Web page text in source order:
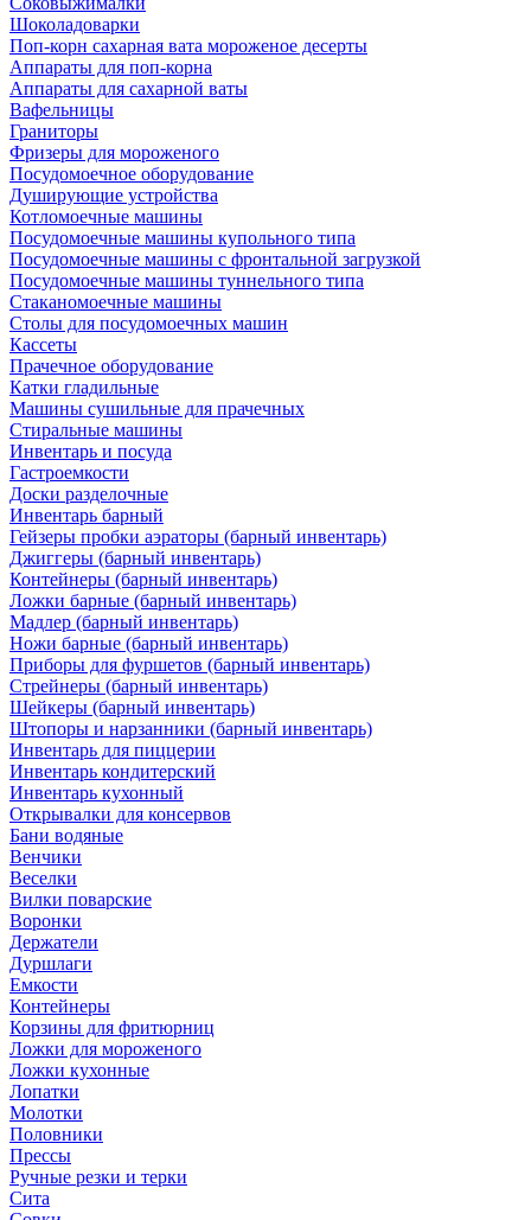
Шоколадоварки
Поп-корн сахарная вата мороженое десерты
Аппараты для поп-корна
Аппараты для сахарной ваты
Вафельницы
Граниторы
Фризеры для мороженого
Посудомоечное оборудование
Душирующие устройства
Котломоечные машины
Посудомоечные машины купольного типа
Посудомоечные машины с фронтальной загрузкой
Посудомоечные машины туннельного типа
Стаканомоечные машины
Столы для посудомоечных машин
Кассеты
Прачечное оборудование
Катки гладильные
Машины сушильные для прачечных
Стиральные машины
Инвентарь и посуда
Гастроемкости
Доски разделочные
Инвентарь барный
Гейзеры пробки аэраторы (барный инвентарь)
Джиггеры (барный инвентарь)
Контейнеры (барный инвентарь)
Ложки барные (барный инвентарь)
Мадлер (барный инвентарь)
Ножи барные (барный инвентарь)
Приборы для фуршетов (барный инвентарь)
Стрейнеры (барный инвентарь)
Шейкеры (барный инвентарь)
Штопоры и нарзанники (барный инвентарь)
Инвентарь для пиццерии
Инвентарь кондитерский
Инвентарь кухонный
Открывалки для консервов
Бани водяные
Венчики
Веселки
Вилки поварские
Воронки
Держатели
Дуршлаги
Емкости
Контейнеры
Корзины для фритюрниц
Ложки для мороженого
Ложки кухонные
Лопатки
Молотки
Половники
Прессы
Ручные резки и терки
Сита